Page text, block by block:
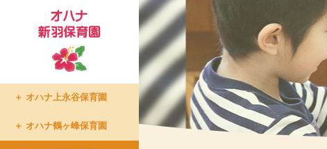
オハナ上永谷保育園
オハナ鶴ヶ峰保育園
たまプラーザ倶楽部